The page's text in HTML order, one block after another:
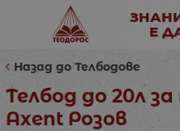
Е
Назад до Телбодове
Телбод до 20л
Axent Розов